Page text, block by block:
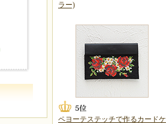
ラー)
ペヨーテステッチで作るカードケ